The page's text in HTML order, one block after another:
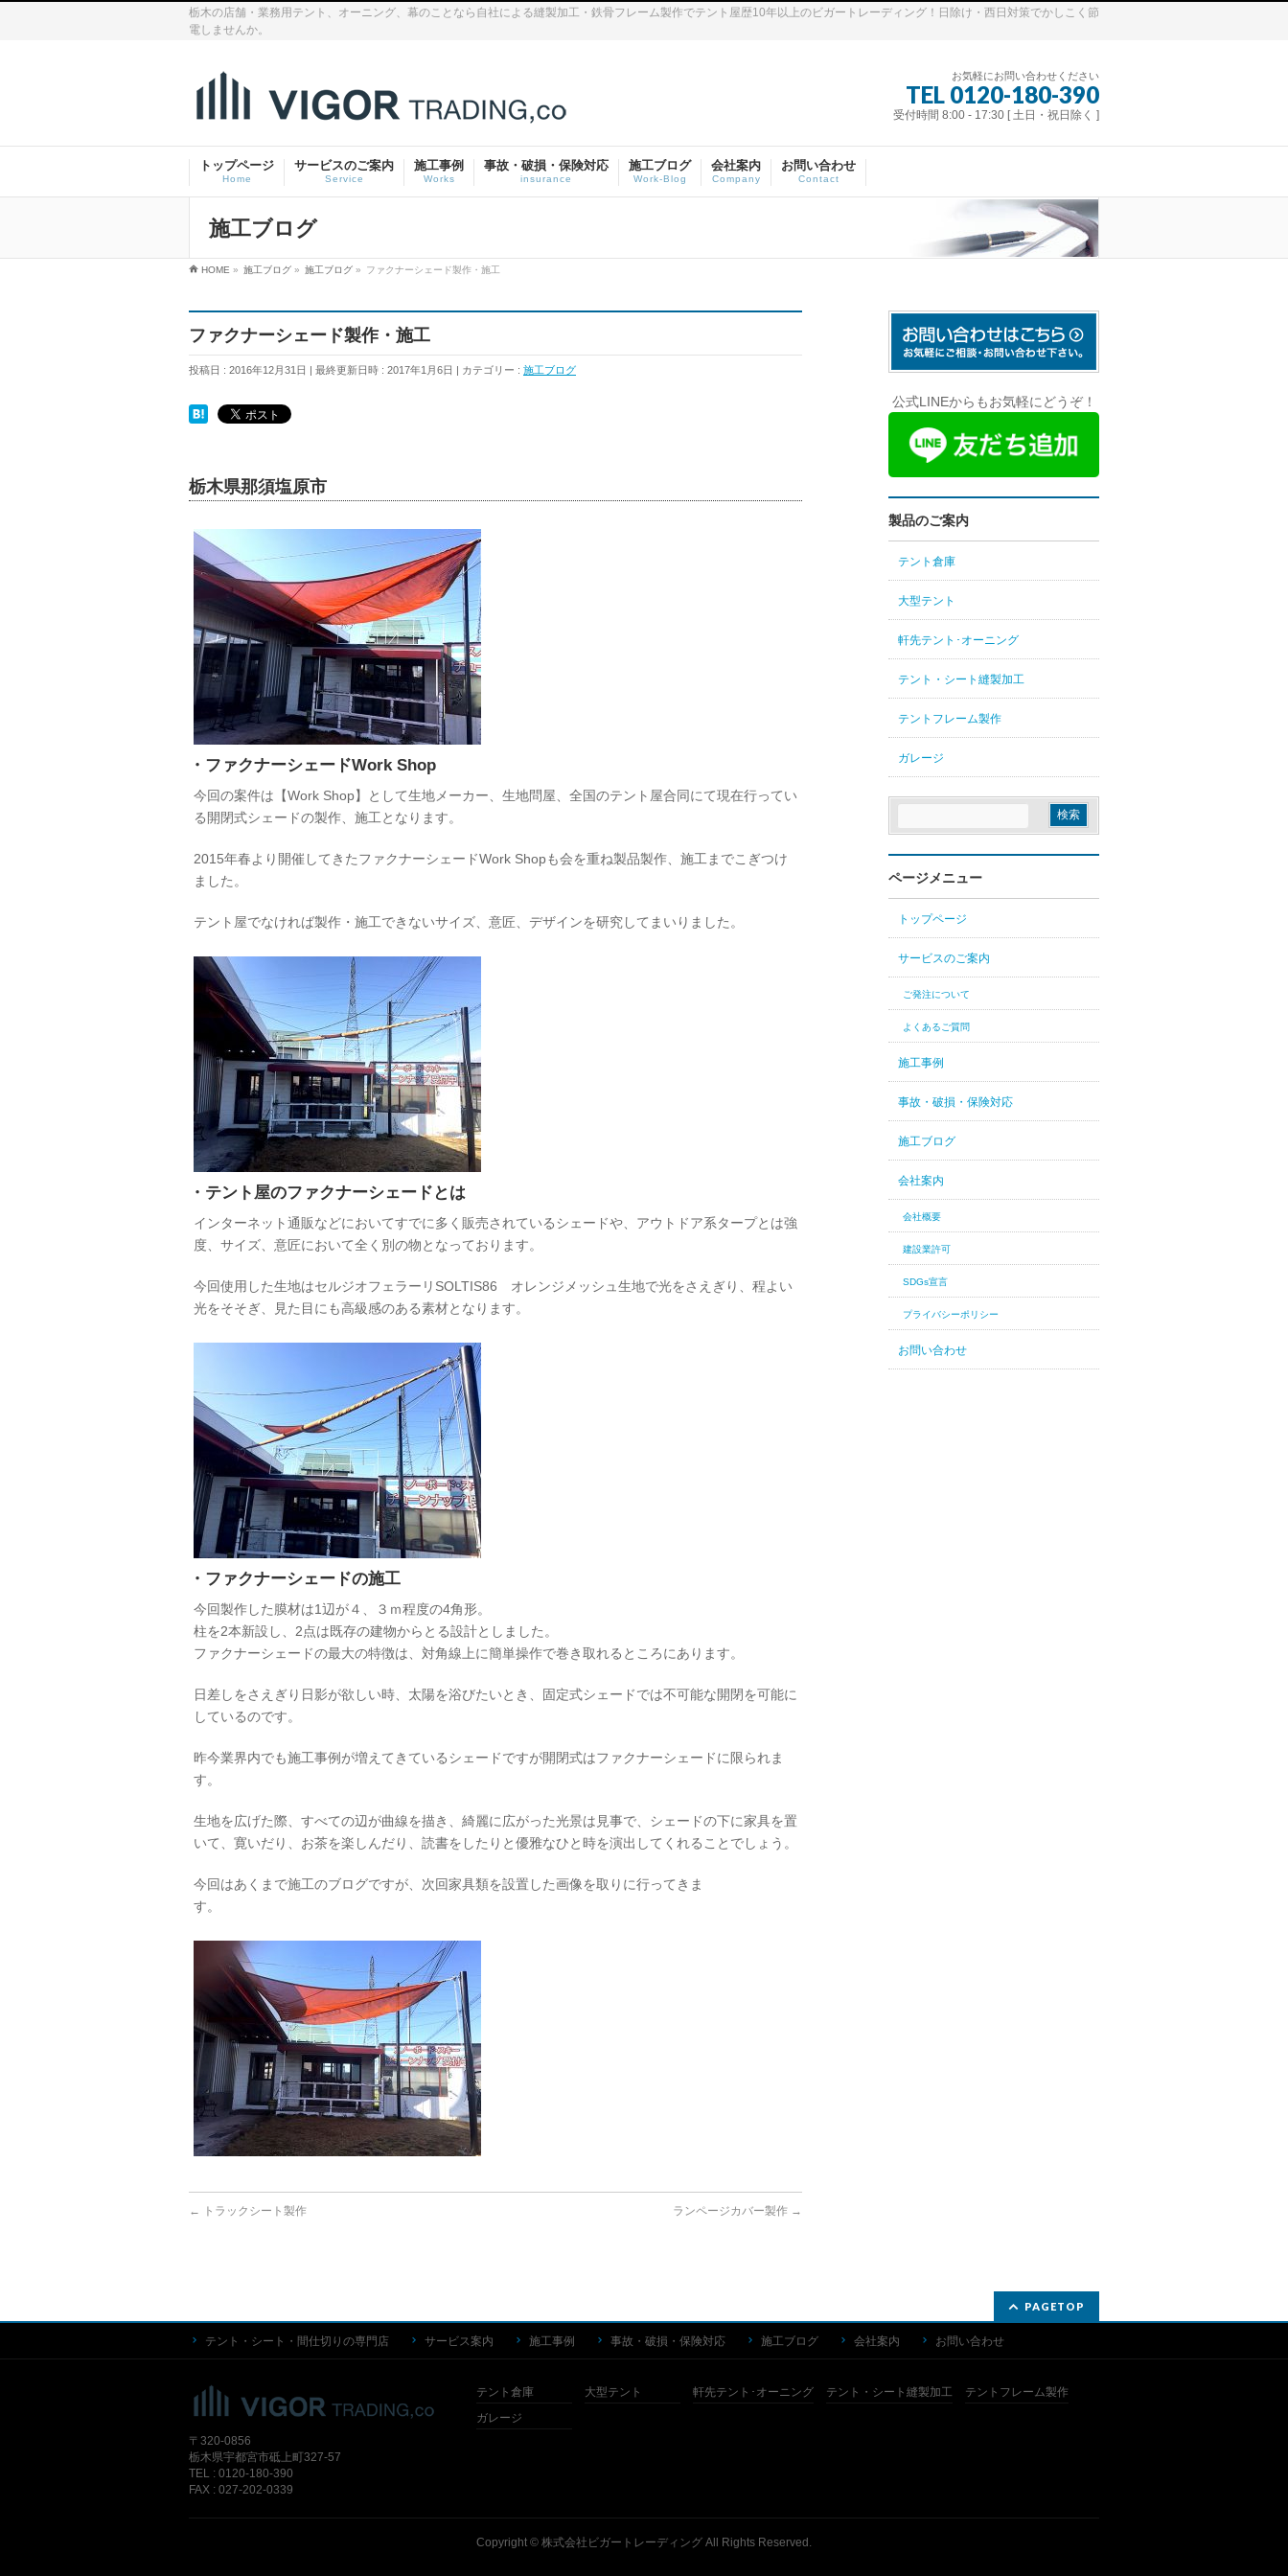
栃木の店舗・業務用テント、オーニング、幕のことなら自社による縫製加工・鉄骨フレーム製作でテント屋歴10年以上のビガートレーディング！日除け・西日対策でかしこく節
電しませんか。
お気軽にお問い合わせください
TEL 0120-180-390
受付時間 8:00 - 17:30 [ 土日・祝日除く ]
トップページ
Home
サービスのご案内
Service
施工事例
Works
事故・破損・保険対応
insurance
施工ブログ
Work-Blog
会社案内
Company
お問い合わせ
Contact
施工ブログ
HOME » 施工ブログ » 施工ブログ » ファクナーシェード製作・施工
ファクナーシェード製作・施工
投稿日 : 2016年12月31日 最終更新日時 : 2017年1月6日 カテゴリー : 施工ブログ
栃木県那須塩原市
・ファクナーシェードWork Shop
今回の案件は【Work Shop】として生地メーカー、生地問屋、全国のテント屋合同にて現在行ってい
る開閉式シェードの製作、施工となります。
2015年春より開催してきたファクナーシェードWork Shopも会を重ね製品製作、施工までこぎつけ
ました。
テント屋でなければ製作・施工できないサイズ、意匠、デザインを研究してまいりました。
・テント屋のファクナーシェードとは
インターネット通販などにおいてすでに多く販売されているシェードや、アウトドア系タープとは強
度、サイズ、意匠において全く別の物となっております。
今回使用した生地はセルジオフェラーリSOLTIS86 オレンジメッシュ生地で光をさえぎり、程よい
光をそそぎ、見た目にも高級感のある素材となります。
・ファクナーシェードの施工
今回製作した膜材は1辺が４、３ｍ程度の4角形。
柱を2本新設し、2点は既存の建物からとる設計としました。
ファクナーシェードの最大の特徴は、対角線上に簡単操作で巻き取れるところにあります。
日差しをさえぎり日影が欲しい時、太陽を浴びたいとき、固定式シェードでは不可能な開閉を可能に
しているのです。
昨今業界内でも施工事例が増えてきているシェードですが開閉式はファクナーシェードに限られま
す。
生地を広げた際、すべての辺が曲線を描き、綺麗に広がった光景は見事で、シェードの下に家具を置
いて、寛いだり、お茶を楽しんだり、読書をしたりと優雅なひと時を演出してくれることでしょう。
今回はあくまで施工のブログですが、次回家具類を設置した画像を取りに行ってきま
す。
← トラックシート製作 ランページカバー製作 →
公式LINEからもお気軽にどうぞ！
製品のご案内
テント倉庫
大型テント
軒先テント･オーニング
テント・シート縫製加工
テントフレーム製作
ガレージ
ページメニュー
トップページ
サービスのご案内
ご発注について
よくあるご質問
施工事例
事故・破損・保険対応
施工ブログ
会社案内
会社概要
建設業許可
SDGs宣言
プライバシーポリシー
お問い合わせ
PAGETOP
テント・シート・間仕切りの専門店 サービス案内 施工事例 事故・破損・保険対応 施工ブログ 会社案内 お問い合わせ
〒320-0856
栃木県宇都宮市砥上町327-57
TEL : 0120-180-390
FAX : 027-202-0339
テント倉庫 大型テント 軒先テント･オーニング テント・シート縫製加工
テントフレーム製作
ガレージ
Copyright © 株式会社ビガートレーディング All Rights Reserved.